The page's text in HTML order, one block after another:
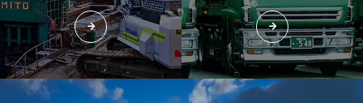
arrow_forward arrow_forward